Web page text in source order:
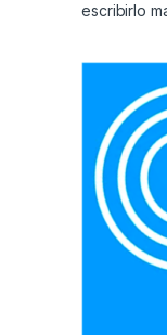
escribirlo